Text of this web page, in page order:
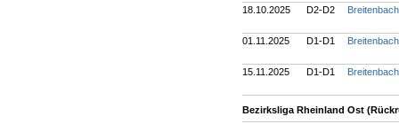
18.10.2025 D2-D2
01.11.2025 D1-D1
15.11.2025 D1-D1
Bezirksliga Rheinland Ost